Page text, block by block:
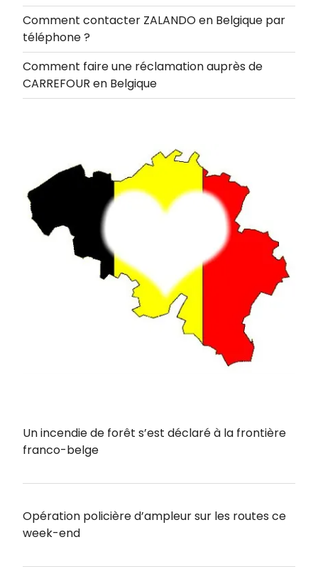
Comment contacter ZALANDO en Belgique par
téléphone ?
Comment faire une réclamation auprès de
CARREFOUR en Belgique
Un incendie de forêt s’est déclaré à la frontière
franco-belge
Opération policière d’ampleur sur les routes ce
week-end